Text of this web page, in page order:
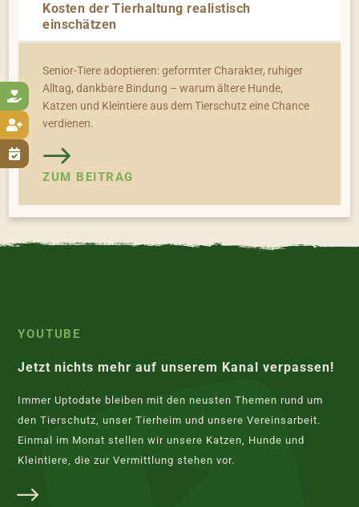



Kosten der Tierhaltung realistisch
einschätzen
Senior-Tiere adoptieren: geformter Charakter, ruhiger
Alltag, dankbare Bindung – warum ältere Hunde,
Katzen und Kleintiere aus dem Tierschutz eine Chance
verdienen.
ZUM BEITRAG
YOUTUBE
Jetzt nichts mehr auf unserem Kanal verpassen!
Immer Uptodate bleiben mit den neusten Themen rund um
den Tierschutz, unser Tierheim und unsere Vereinsarbeit.
Einmal im Monat stellen wir unsere Katzen, Hunde und
Kleintiere, die zur Vermittlung stehen vor.